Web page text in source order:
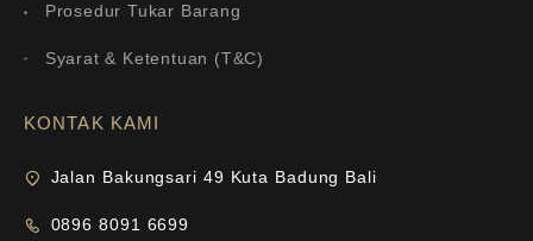
Prosedur Tukar Barang
Syarat & Ketentuan (T&C)
KONTAK KAMI
Jalan Bakungsari 49 Kuta Badung Bali
0896 8091 6699